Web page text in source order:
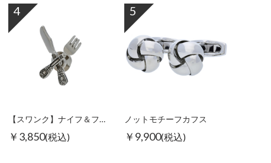
4
【スワンク】ナイフ＆フォークピンズ
￥3,850(税込)
5
ノットモチーフカフス
￥9,900(税込)